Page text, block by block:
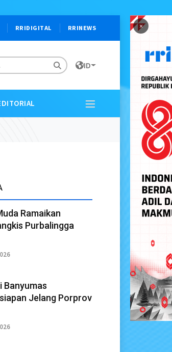
×
RRIDIGITAL RRINEWS
ID
Ramaikan
Purbalingga
Banyumas
Jelang Porprov